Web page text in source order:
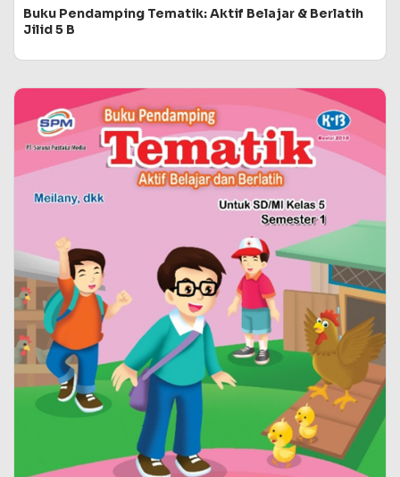
Buku Pendamping Tematik: Aktif Belajar & Berlatih
Jilid 5 B